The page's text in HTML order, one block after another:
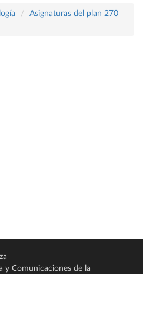
Asignaturas del plan 270
Comunicaciones de la